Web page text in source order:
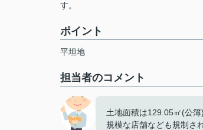
す。
ポイント
平坦地
担当者のコメント
土地面積は129.05㎡(公
規模な店舗なども規制さ